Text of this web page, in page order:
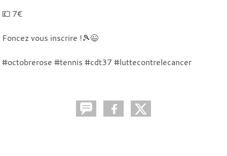
💷 7€
Foncez vous inscrire !🎾😉
#octobrerose #tennis #cdt37 #luttecontrelecancer